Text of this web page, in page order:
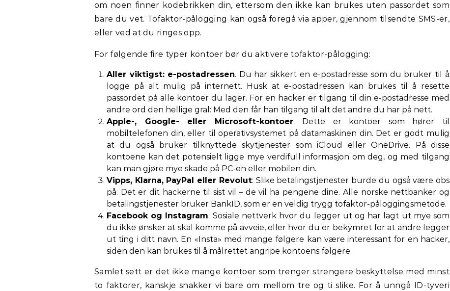
om noen finner kodebrikken din, ettersom den ikke kan brukes uten passordet som
bare du vet. Tofaktor-pålogging kan også foregå via apper, gjennom tilsendte SMS-er,
eller ved at du ringes opp.
For følgende fire typer kontoer bør du aktivere tofaktor-pålogging:
Aller viktigst: e-postadressen. Du har sikkert en e-postadresse som du bruker til å
logge på alt mulig på internett. Husk at e-postadressen kan brukes til å resette
passordet på alle kontoer du lager. For en hacker er tilgang til din e-postadresse med
andre ord den hellige gral: Med den får han tilgang til alt det andre du har på nett.
Apple-, Google- eller Microsoft-kontoer: Dette er kontoer som hører til
mobiltelefonen din, eller til operativsystemet på datamaskinen din. Det er godt mulig
at du også bruker tilknyttede skytjenester som iCloud eller OneDrive. På disse
kontoene kan det potensielt ligge mye verdifull informasjon om deg, og med tilgang
kan man gjøre mye skade på PC-en eller mobilen din.
Vipps, Klarna, PayPal eller Revolut: Slike betalingstjenester burde du også være obs
på. Det er dit hackerne til sist vil – de vil ha pengene dine. Alle norske nettbanker og
betalingstjenester bruker BankID, som er en veldig trygg tofaktor-påloggingsmetode.
Facebook og Instagram: Sosiale nettverk hvor du legger ut og har lagt ut mye som
du ikke ønsker at skal komme på avveie, eller hvor du er bekymret for at andre legger
ut ting i ditt navn. En «Insta» med mange følgere kan være interessant for en hacker,
siden den kan brukes til å målrettet angripe kontoens følgere.
Samlet sett er det ikke mange kontoer som trenger strengere beskyttelse med minst
to faktorer, kanskje snakker vi bare om mellom tre og ti slike. For å unngå ID-tyveri